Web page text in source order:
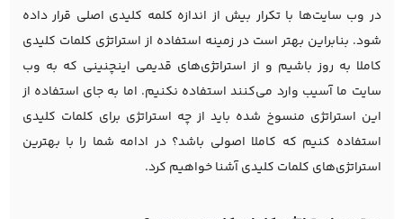
در وب سایت‌ها با تکرار بیش از اندازه کلمه کلیدی اصلی قرار داده
شود. بنابراین بهتر است در زمینه استفاده از استراتژی کلمات کلیدی
کاملا به روز باشیم و از استراتژی‌های قدیمی اینچنینی که به وب
سایت ما آسیب وارد می‌کنند استفاده نکنیم. اما به جای استفاده از
این استراتژی منسوخ شده باید از چه استراتژی برای کلمات کلیدی
استفاده کنیم که کاملا اصولی باشد؟ در ادامه شما را با بهترین
استراتژی‌های کلمات کلیدی آشنا خواهیم کرد.